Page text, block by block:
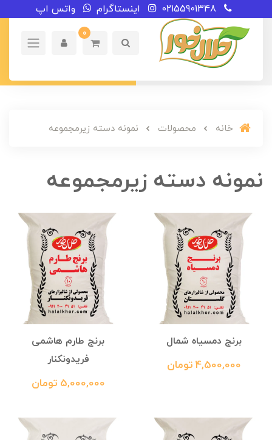
02155901348 اینستاگرام واتس اپ
0
خانه محصولات نمونه دسته زیرمجموعه
نمونه دسته زیرمجموعه
برنج دمسیاه شمال
4,500,000 تومان
برنج طارم هاشمی
فریدونکنار
5,000,000 تومان